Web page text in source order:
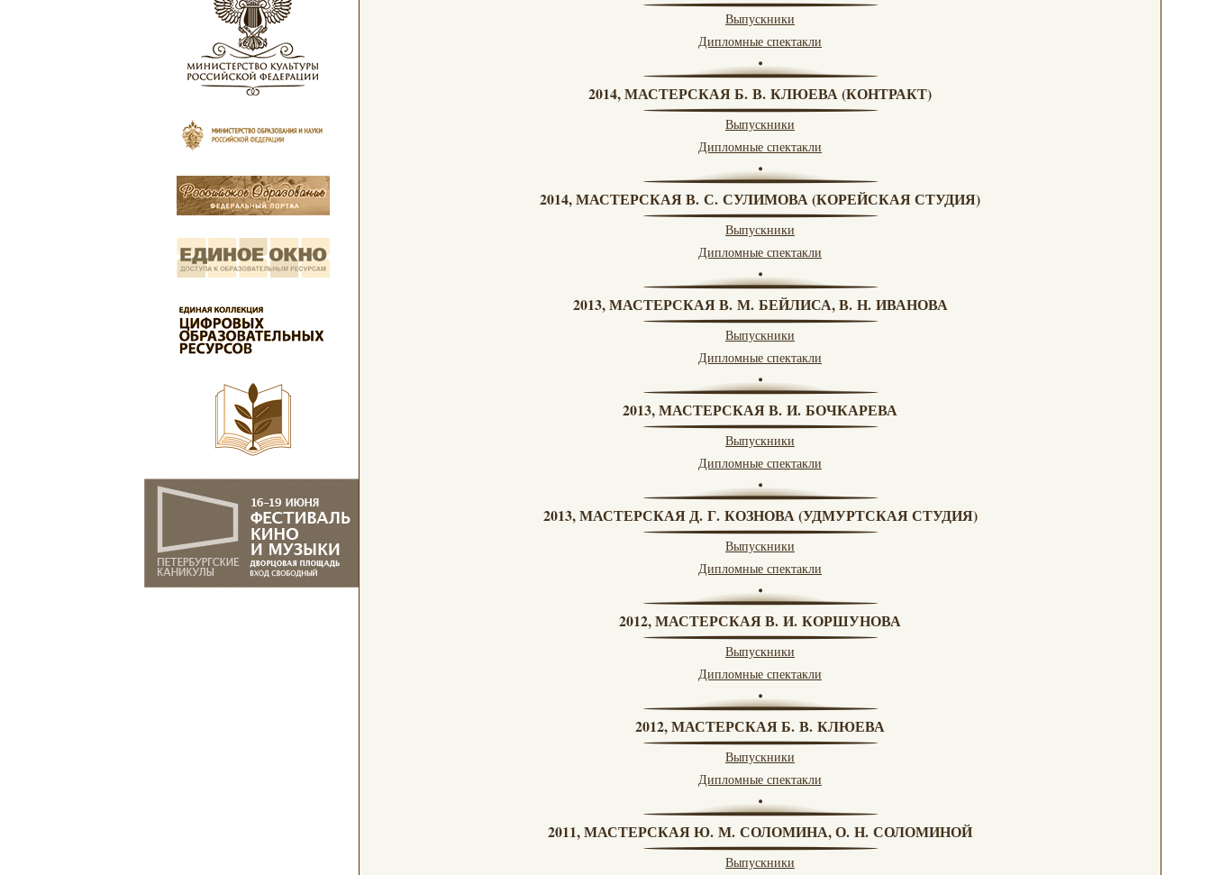
Выпускники
Дипломные спектакли
2014, МАСТЕРСКАЯ Б. В. КЛЮЕВА (КОНТРАКТ)
Выпускники
Дипломные спектакли
2014, МАСТЕРСКАЯ В. С. СУЛИМОВА (КОРЕЙСКАЯ СТУДИЯ)
Выпускники
Дипломные спектакли
2013, МАСТЕРСКАЯ В. М. БЕЙЛИСА, В. Н. ИВАНОВА
Выпускники
Дипломные спектакли
2013, МАСТЕРСКАЯ В. И. БОЧКАРЕВА
Выпускники
Дипломные спектакли
2013, МАСТЕРСКАЯ Д. Г. КОЗНОВА (УДМУРТСКАЯ СТУДИЯ)
Выпускники
Дипломные спектакли
2012, МАСТЕРСКАЯ В. И. КОРШУНОВА
Выпускники
Дипломные спектакли
2012, МАСТЕРСКАЯ Б. В. КЛЮЕВА
Выпускники
Дипломные спектакли
2011, МАСТЕРСКАЯ Ю. М. СОЛОМИНА, О. Н. СОЛОМИНОЙ
Выпускники